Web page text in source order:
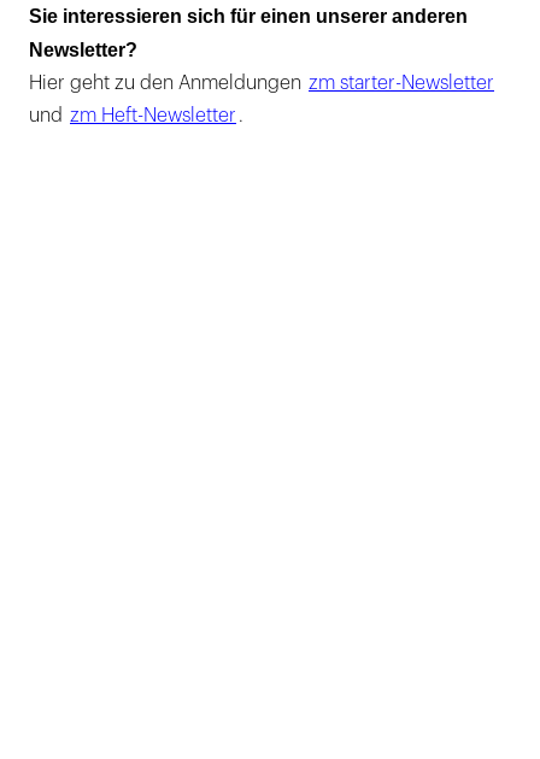
Sie interessieren sich für einen unserer anderen
Newsletter?
Hier geht zu den Anmeldungen zm starter-Newsletter
und zm Heft-Newsletter .